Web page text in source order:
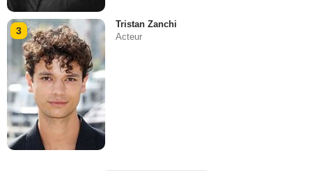
3
Tristan Zanchi
Acteur